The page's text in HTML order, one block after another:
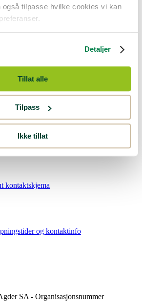
tilpasse hvilke cookies vi kan
Detaljer
Tillat alle
Tilpass
Ikke tillat
Rogaland Agdersitt butikkonsept
du trenger av praktisk utstyr, reparasjon og
hage, fritid, kjæledyr og landbruk.
vårtnyhetsbrev.
- Fredag kl. 08-15
kontaktskjema
og kontaktinfo
SA - Organisasjonsnummer